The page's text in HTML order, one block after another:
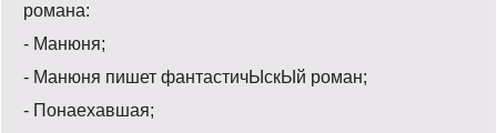
романа:
- Манюня;
- Манюня пишет фантастичЫскЫй роман;
- Понаехавшая;